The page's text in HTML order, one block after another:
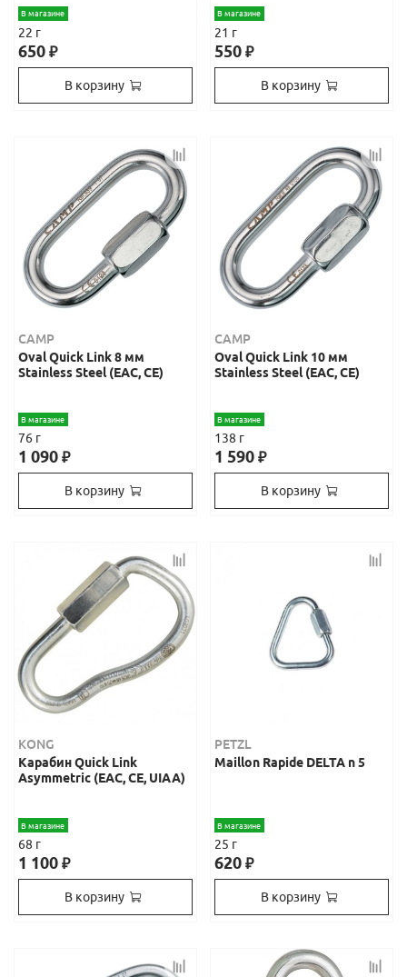
В магазине
22 г
650₽
В корзину
В магазине
21 г
550₽
В корзину
CAMP
Oval Quick Link 8 мм
Stainless Steel (ЕАС, СЕ)
В магазине
76 г
1 090₽
В корзину
CAMP
Oval Quick Link 10 мм
Stainless Steel (ЕАС, СЕ)
В магазине
138 г
1 590₽
В корзину
KONG
Карабин Quick Link
Asymmetric (ЕАС, СЕ, UIAA)
В магазине
68 г
1 100₽
В корзину
PETZL
Maillon Rapide DELTA n 5
В магазине
25 г
620₽
В корзину